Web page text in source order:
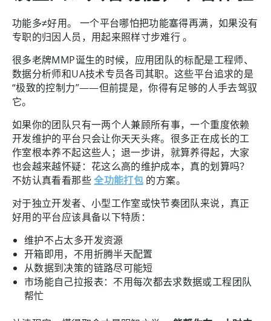
功能多≠好用。 一个平台哪怕把功能塞得再满，如果没有
专职的归因人员，用起来照样寸步难行 。
很多老牌MMP诞生的时候，应用团队的标配是工程师、
数据分析师和UA技术专员各司其职。这些平台追求的是
“极致的控制力”——但前提是，你得有足够的人手去驾驭
它。
如果你的团队只有一两个人兼顾所有事，一个重度依赖
开发维护的平台只会让你天天头疼。很多正在成长的工
作室根本养不起这些人；退一步讲，就算养得起，大家
也会越来越怀疑：花这么高的维护成本，真的划算吗？
不妨认真看看那些全功能打包 的方案。
对于独立开发者、小型工作室或快节奏团队来说，真正
好用的平台应该具备以下特质：
维护不占太多开发资源
开箱即用，不用折腾半天配置
从数据到决策的链路尽可能短
市场能自己拉报表：不用每次都去求数据或工程团队
帮忙